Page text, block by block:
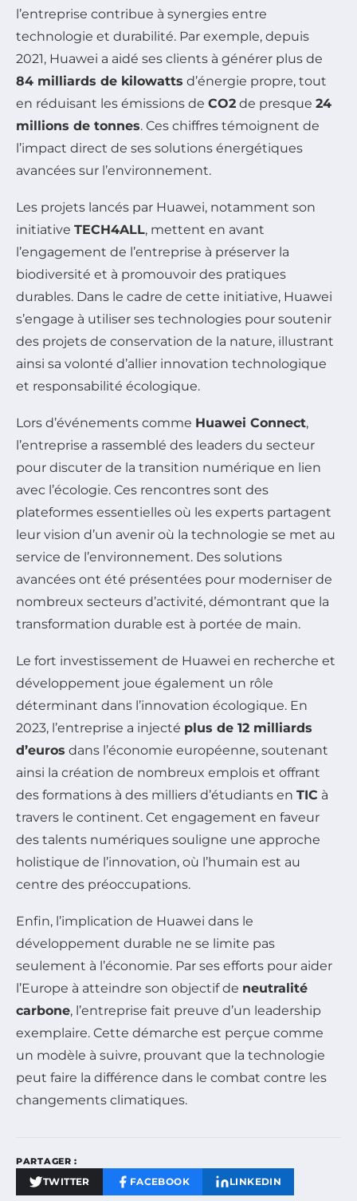
l’entreprise contribue à synergies entre
technologie et durabilité. Par exemple, depuis
2021, Huawei a aidé ses clients à générer plus de
84 milliards de kilowatts d’énergie propre, tout
en réduisant les émissions de CO2 de presque 24
millions de tonnes. Ces chiffres témoignent de
l’impact direct de ses solutions énergétiques
avancées sur l’environnement.
Les projets lancés par Huawei, notamment son
initiative TECH4ALL, mettent en avant
l’engagement de l’entreprise à préserver la
biodiversité et à promouvoir des pratiques
durables. Dans le cadre de cette initiative, Huawei
s’engage à utiliser ses technologies pour soutenir
des projets de conservation de la nature, illustrant
ainsi sa volonté d’allier innovation technologique
et responsabilité écologique.
Lors d’événements comme Huawei Connect,
l’entreprise a rassemblé des leaders du secteur
pour discuter de la transition numérique en lien
avec l’écologie. Ces rencontres sont des
plateformes essentielles où les experts partagent
leur vision d’un avenir où la technologie se met au
service de l’environnement. Des solutions
avancées ont été présentées pour moderniser de
nombreux secteurs d’activité, démontrant que la
transformation durable est à portée de main.
Le fort investissement de Huawei en recherche et
développement joue également un rôle
déterminant dans l’innovation écologique. En
2023, l’entreprise a injecté plus de 12 milliards
d’euros dans l’économie européenne, soutenant
ainsi la création de nombreux emplois et offrant
des formations à des milliers d’étudiants en TIC à
travers le continent. Cet engagement en faveur
des talents numériques souligne une approche
holistique de l’innovation, où l’humain est au
centre des préoccupations.
Enfin, l’implication de Huawei dans le
développement durable ne se limite pas
seulement à l’économie. Par ses efforts pour aider
l’Europe à atteindre son objectif de neutralité
carbone, l’entreprise fait preuve d’un leadership
exemplaire. Cette démarche est perçue comme
un modèle à suivre, prouvant que la technologie
peut faire la différence dans le combat contre les
changements climatiques.
PARTAGER :
TWITTER FACEBOOK LINKEDIN